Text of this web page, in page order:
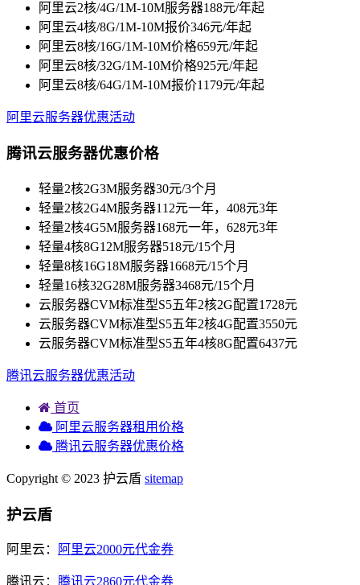
阿里云2核/4G/1M-10M服务器188元/年起
阿里云4核/8G/1M-10M报价346元/年起
阿里云8核/16G/1M-10M价格659元/年起
阿里云8核/32G/1M-10M价格925元/年起
阿里云8核/64G/1M-10M报价1179元/年起
阿里云服务器优惠活动
腾讯云服务器优惠价格
轻量2核2G3M服务器30元/3个月
轻量2核2G4M服务器112元一年，408元3年
轻量2核4G5M服务器168元一年，628元3年
轻量4核8G12M服务器518元/15个月
轻量8核16G18M服务器1668元/15个月
轻量16核32G28M服务器3468元/15个月
云服务器CVM标准型S5五年2核2G配置1728元
云服务器CVM标准型S5五年2核4G配置3550元
云服务器CVM标准型S5五年4核8G配置6437元
腾讯云服务器优惠活动
首页
阿里云服务器租用价格
腾讯云服务器优惠价格
Copyright © 2023 护云盾 sitemap
护云盾
阿里云： 阿里云2000元代金券
腾讯云： 腾讯云2860元代金券